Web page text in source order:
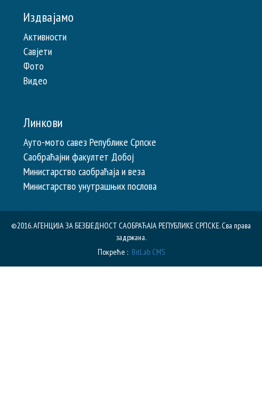
Издвајамо
Активности
Савјети
Фото
Видео
Линкови
Ауто-мото савез Републике Српске
Саобраћајни факултет Добој
Министарство саобраћаја и веза
Министарство унутрашњих послова
©2016. АГЕНЦИЈА ЗА БЕЗБЈЕДНОСТ САОБРАЋАЈА РЕПУБЛИКE СРПСКЕ. Сва права
задржана.
Покреће : BitLab CMS